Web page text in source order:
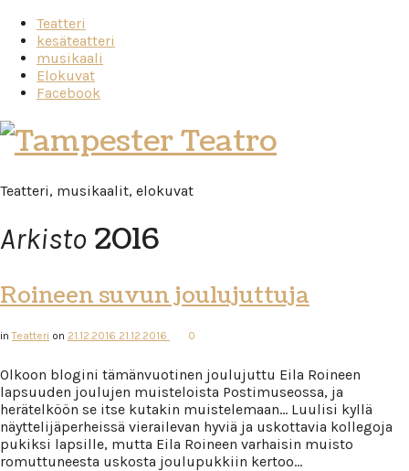
Teatteri
kesäteatteri
musikaali
Elokuvat
Facebook
Tampester
Teatro
Teatteri, musikaalit, elokuvat
Arkisto 2016
Roineen suvun joulujuttuja
inTeatteri on 21.12.2016 21.12.2016 0
Olkoon blogini tämänvuotinen joulujuttu Eila Roineen
lapsuuden joulujen muisteloista Postimuseossa, ja
herätelköön se itse kutakin muistelemaan… Luulisi kyllä
näyttelijäperheissä vierailevan hyviä ja uskottavia kollegoja
pukiksi lapsille, mutta Eila Roineen varhaisin muisto
romuttuneesta uskosta joulupukkiin kertoo…